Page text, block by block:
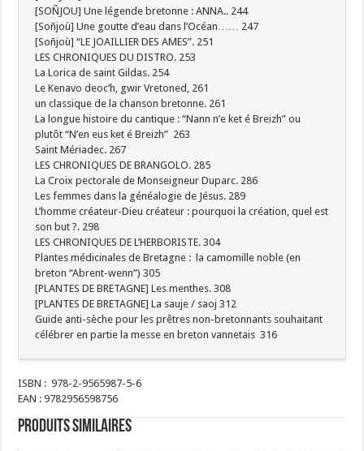
[SOÑJOU] Une légende bretonne : ANNA.. 244
[Soñjoù] Une goutte d’eau dans l’Océan…… 247
[Soñjoù] “LE JOAILLIER DES AMES”. 251
LES CHRONIQUES DU DISTRO. 253
La Lorica de saint Gildas. 254
Le Kenavo deoc’h, gwir Vretoned, 261
un classique de la chanson bretonne. 261
La longue histoire du cantique : “Nann n’e ket é Breizh” ou
plutôt “N’en eus ket é Breizh” 263
Saint Mériadec. 267
LES CHRONIQUES DE BRANGOLO. 285
La Croix pectorale de Monseigneur Duparc. 286
Les femmes dans la généalogie de Jésus. 289
L’homme créateur-Dieu créateur : pourquoi la création, quel est
son but ?. 298
LES CHRONIQUES DE L’HERBORISTE. 304
Plantes médicinales de Bretagne : la camomille noble (en
breton “Abrent-wenn”) 305
[PLANTES DE BRETAGNE] Les menthes. 308
[PLANTES DE BRETAGNE] La sauje / saoj 312
Guide anti-sèche pour les prêtres non-bretonnants souhaitant
célébrer en partie la messe en breton vannetais 316
ISBN : 978-2-9565987-5-6
EAN : 9782956598756
Produits similaires